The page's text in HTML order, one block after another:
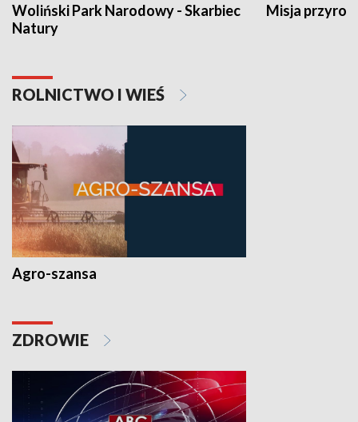
Woliński Park Narodowy - Skarbiec
Natury
Misja
ROLNICTWO I WIEŚ
Agro-szansa
ZDROWIE